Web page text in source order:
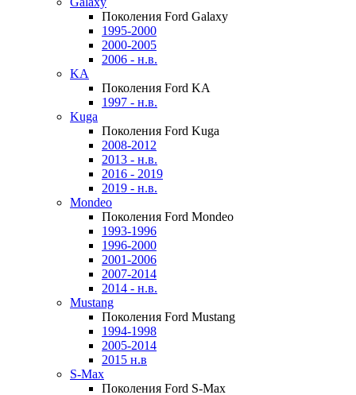
Поколения Ford Galaxy
1995-2000
2000-2005
2006 - н.в.
KA
Поколения Ford KA
1997 - н.в.
Kuga
Поколения Ford Kuga
2008-2012
2013 - н.в.
2016 - 2019
2019 - н.в.
Mondeo
Поколения Ford Mondeo
1993-1996
1996-2000
2001-2006
2007-2014
2014 - н.в.
Mustang
Поколения Ford Mustang
1994-1998
2005-2014
2015 н.в
S-Max
Поколения Ford S-Max